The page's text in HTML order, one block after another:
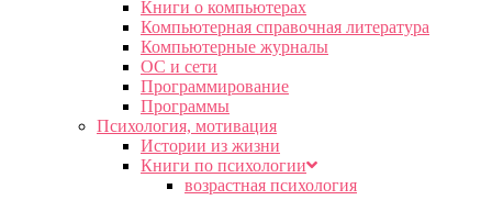
Книги о компьютерах
Компьютерная справочная литература
Компьютерные журналы
ОС и сети
Программирование
Программы
Психология, мотивация
Истории из жизни
Книги по психологии
возрастная психология